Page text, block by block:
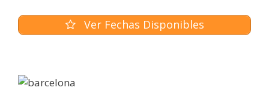
Ver Fechas Disponibles